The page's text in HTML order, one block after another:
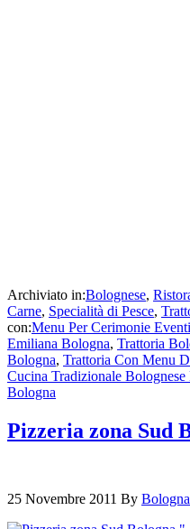
Archiviato in:Bolognese,
Carne, Specialità di Pesce,
con:Menu Per Cerimonie
Emiliana Bologna, Trattoria
Bologna, Trattoria Con Menu
Cucina Tradizionale Bolognese
Bologna
Pizzeria zona Sud
25 Novembre 2011 By